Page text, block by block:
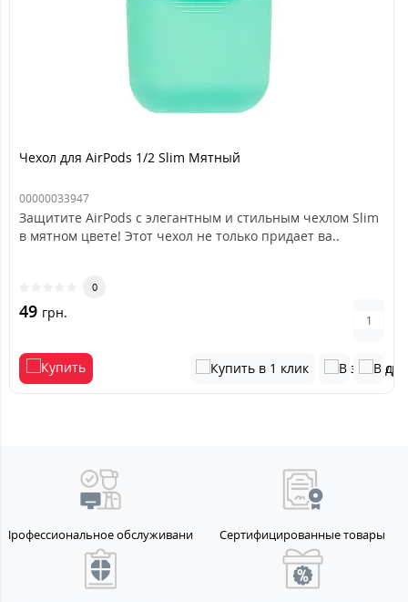
Чехол для AirPods 1/2 Slim Мятный
00000033947
Защитите AirPods с элегантным и стильным чехлом Slim
в мятном цвете! Этот чехол не только придает ва..
0
49 грн.
Профессиональное обслуживание Сертифицированные товары